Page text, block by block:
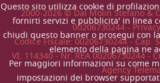
Questo sito utilizza cookie di
fornirti servizi e pubblicita' in linea
chiudi questo banner o prosegui con
elemento della pagina ne
Per maggiori informazioni su come
impostazioni dei browser
2000-2026© Dal Molin Stefano &
00206730244 - Privacy
Codice Fiscale: 00206730244 - Cap.
VI: 114340 - Nr. REA 00206730244 -
Agency